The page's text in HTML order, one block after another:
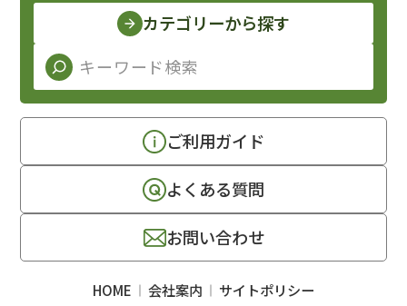
カテゴリーから探す
ご利用ガイド
よくある質問
お問い合わせ
HOME 会社案内
サイトポリシー